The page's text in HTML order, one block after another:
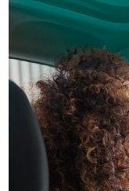
Segurança
Operação da
pessoas em